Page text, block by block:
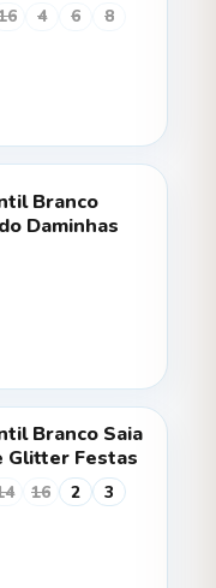
4 6 8
Branco
Daminhas
Branco Saia
Glitter Festas
16 2
3